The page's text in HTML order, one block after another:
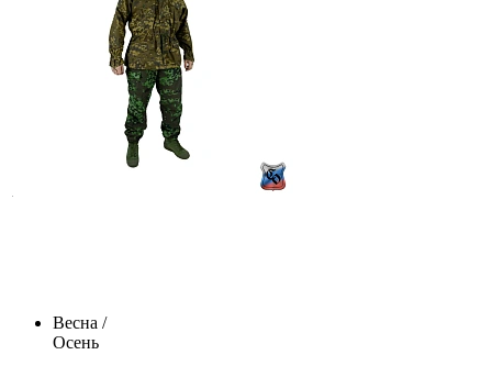
Весна /
Осень